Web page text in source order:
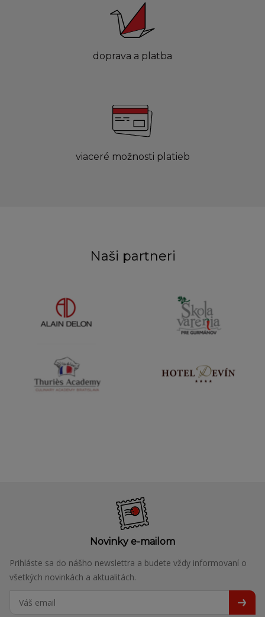
doprava a platba
viaceré možnosti platieb
Naši partneri
Novinky e-mailom
Prihláste sa do nášho newslettra a budete vždy informovaní o
všetkých novinkách a aktualitách.